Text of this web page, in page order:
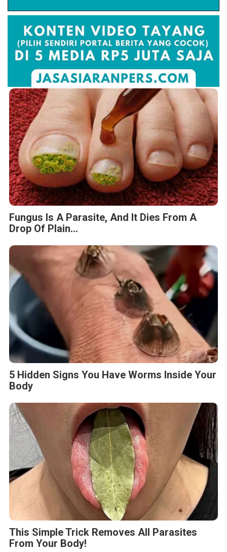
Fungus Is A Parasite, And It Dies From A
Drop Of Plain...
5 Hidden Signs You Have Worms Inside Your
Body
This Simple Trick Removes All Parasites
From Your Body!